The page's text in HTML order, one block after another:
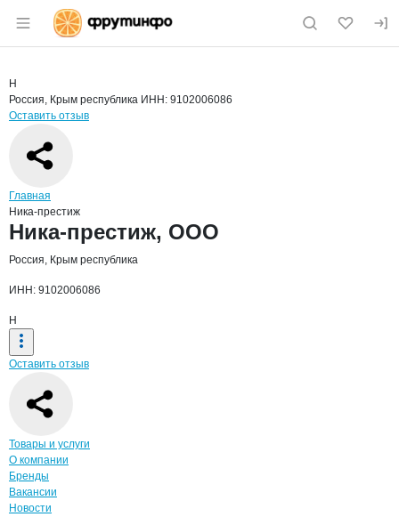
Раздел навигации по сайту fruitinfo.ru
Страница компании
Страница компании
Краткая информация о компании
Н
Россия, Крым республика ИНН: 9102006086
Оставить отзыв
Навигация по сайту
Главная
Ника-престиж
Основная информация о компании
Ника-престиж, ООО
Россия, Крым республика
ИНН: 9102006086
Н
Оставить отзыв
Навигация по странице
Товары и услуги
О компании
Бренды
Вакансии
Новости